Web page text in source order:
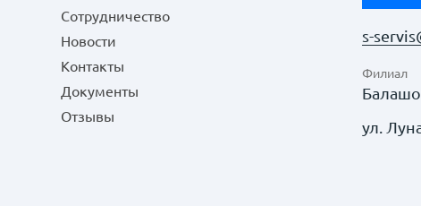
Сотрудничество
Новости
Контакты
Документы
Отзывы
s-
Филиал
ул.